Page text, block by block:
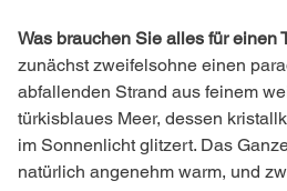
Was brauchen Sie alles für einen
zunächst zweifelsohne einen
abfallenden Strand aus feinem
türkisblaues Meer, dessen
im Sonnenlicht glitzert. Das
natürlich angenehm warm, und